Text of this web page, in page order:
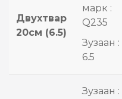
Двухтвар
20см (6.5)
марк :
Q235
Зузаан :
6.5
Зузаан :